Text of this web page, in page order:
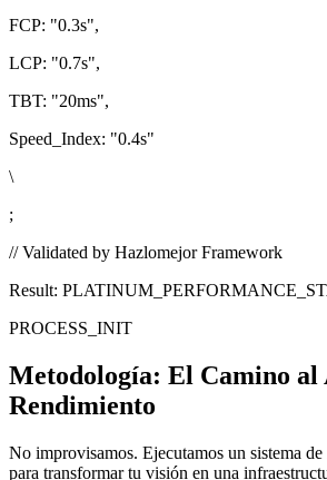
FCP: "0.3s",
LCP: "0.7s",
TBT: "20ms",
Speed_Index: "0.4s"
\
;
// Validated by Hazlomejor Framework
Result:
PROCESS_INIT
Metodología: El Camino al
Rendimiento
No improvisamos. Ejecutamos un sistema
para transformar tu visión en una